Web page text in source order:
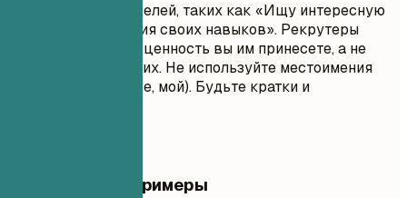
Избегайте общих целей, таких как «Ищу интересную
работу для развития своих навыков». Рекрутеры
хотят знать, какую ценность вы им принесете, а не
чего вы хотите от них. Не используйте местоимения
первого лица (я, мне, мой). Будьте кратки и
Практические примеры